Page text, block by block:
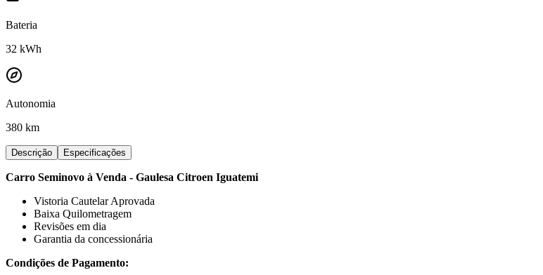
Bateria
32 kWh
Autonomia
380 km
Descrição Especificações
Carro Seminovo à Venda - Gaulesa Citroen Iguatemi
Vistoria Cautelar Aprovada
Baixa Quilometragem
Revisões em dia
Garantia da concessionária
Condições de Pagamento: